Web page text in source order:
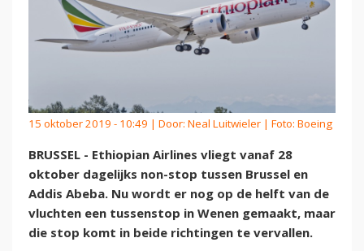
15 oktober 2019 - 10:49 | Door: Neal Luitwieler | Foto: Boeing
BRUSSEL - Ethiopian Airlines vliegt vanaf 28
oktober dagelijks non-stop tussen Brussel en
Addis Abeba. Nu wordt er nog op de helft van de
vluchten een tussenstop in Wenen gemaakt, maar
die stop komt in beide richtingen te vervallen.